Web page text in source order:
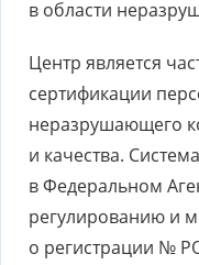
в области
Центр является
сертификации
неразрушающего
и качества.
в Федеральном
регулированию и
о регистрации №